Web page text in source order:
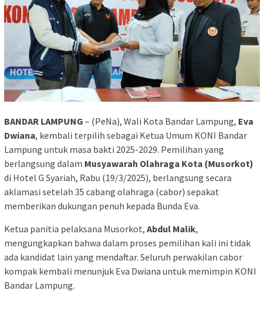
BANDAR LAMPUNG – (PeNa), Wali Kota Bandar Lampung, Eva
Dwiana, kembali terpilih sebagai Ketua Umum KONI Bandar
Lampung untuk masa bakti 2025-2029. Pemilihan yang
berlangsung dalam Musyawarah Olahraga Kota (Musorkot)
di Hotel G Syariah, Rabu (19/3/2025), berlangsung secara
aklamasi setelah 35 cabang olahraga (cabor) sepakat
memberikan dukungan penuh kepada Bunda Eva.
Ketua panitia pelaksana Musorkot, Abdul Malik,
mengungkapkan bahwa dalam proses pemilihan kali ini tidak
ada kandidat lain yang mendaftar. Seluruh perwakilan cabor
kompak kembali menunjuk Eva Dwiana untuk memimpin KONI
Bandar Lampung.